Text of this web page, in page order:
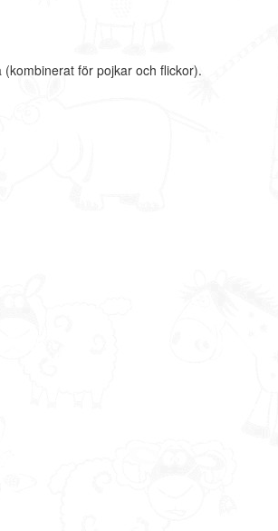
för pojkar och flickor).